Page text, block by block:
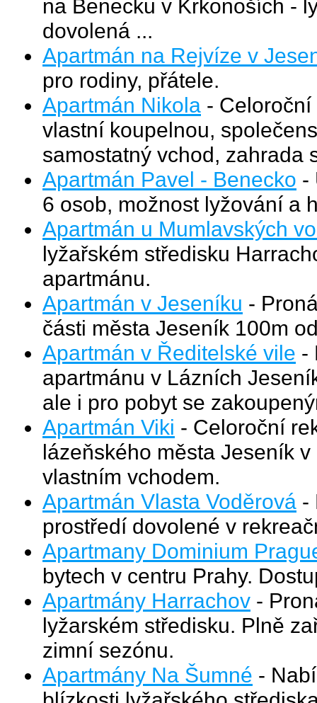
na Benecku v Krkonoších -
dovolená ...
Apartmán na Rejvíze v
pro rodiny, přátele.
Apartmán Nikola -
vlastní koupelnou,
samostatný vchod, zahrada
Apartmán Pavel - Benecko -
6 osob, možnost lyžování a
Apartmán u Mumlavských
lyžařském středisku
apartmánu.
Apartmán v Jeseníku -
části města Jeseník 100m
Apartmán v Ředitelské vile -
apartmánu v Lázních
ale i pro pobyt se
Apartmán Viki - Celoroční
lázeňského města Jeseník
vlastním vchodem.
Apartmán Vlasta Voděrová -
prostředí dovolené v
Apartmany Dominium
bytech v centru Prahy.
Apartmány Harrachov -
lyžarském středisku. Plně
zimní sezónu.
Apartmány Na Šumné -